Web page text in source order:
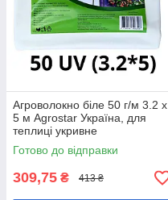
Агроволокно біле 50 г/м 3.2 х
5 м Agrostar Україна, для
теплиці укривне
Готово до відправки
309,75 ₴ 413 ₴